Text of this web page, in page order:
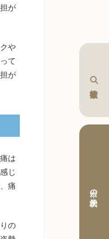
本日の予約状況
が
や
て
が
は
じ
痛
の